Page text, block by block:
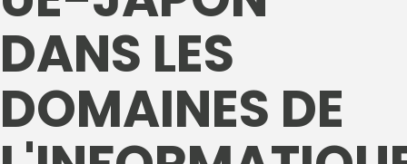
DANS LES
DOMAINES DE